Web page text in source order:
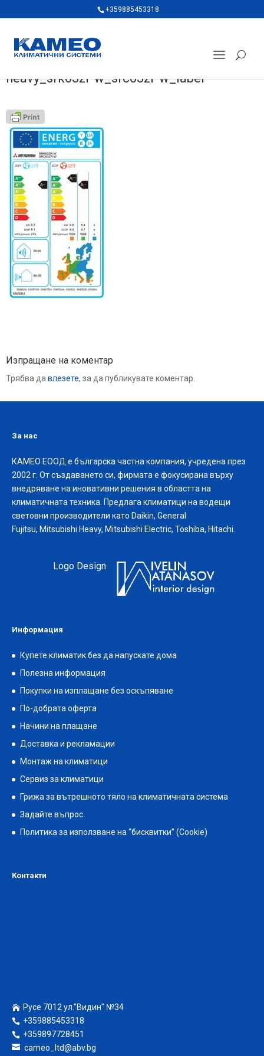
+359885453318
heavy_srk63zr-w_src63zr-w_label
Изпращане на коментар
Трябва да влезете, за да публикувате коментар.
За нас
КАМЕО ЕООД е българска частна компания, учредена през
2002 г. От създаването си, фирмата е фокусирана върху
внедряване на иновативни решения в областта на
климатичната техника. Предлага климатици на водещи
световни производители като Daikin, General
Fujitsu, Mitsubishi Heavy, Mitsubishi Electric, Toshiba, Hitachi.
Logo Design
Информация
Купете климатик без да напускате дома
Полезна информация
Покупки на изплащане без оскъпяване
По-добрата оферта
Начини на плащане
Доставка и рекламации
Монтаж на климатици
Сервиз за климатици
Грижа за вътрешното тяло на климатичната система
Задайте въпрос
Политика за използване на “бисквитки” (Cookie)
Контакти
Русе 7012 ул."Видин" №34
+359885453318
+359897728451
cameo_ltd@abv.bg